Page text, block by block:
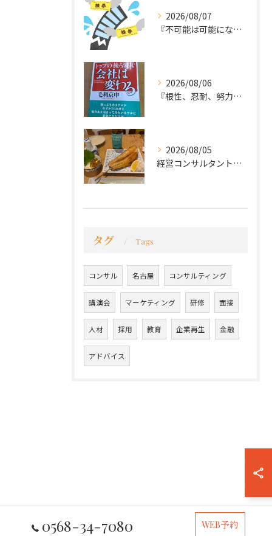
2026/08/07
『不可能は可能になる』
2026/08/06
『根性、忍耐、努力という言葉は死語なのか』
2026/08/05
経営コンサルタントのモーちゃん・毛利京申です。
タグ Tags
コンサル 名古屋 コンサルティング
講演会 マーケティング 研修 面接
人材 採用 教育 企業再生 金融
アドバイス
0568-34-7080 WEB予約